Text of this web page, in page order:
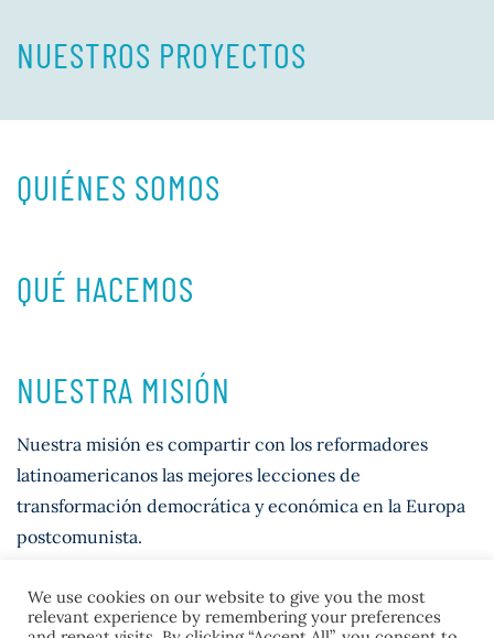
NUESTROS PROYECTOS
QUIÉNES SOMOS
QUÉ HACEMOS
NUESTRA MISIÓN
Nuestra misión es compartir con los reformadores
latinoamericanos las mejores lecciones de
transformación democrática y económica en la Europa
postcomunista.
We use cookies on our website to give you the most
relevant experience by remembering your preferences